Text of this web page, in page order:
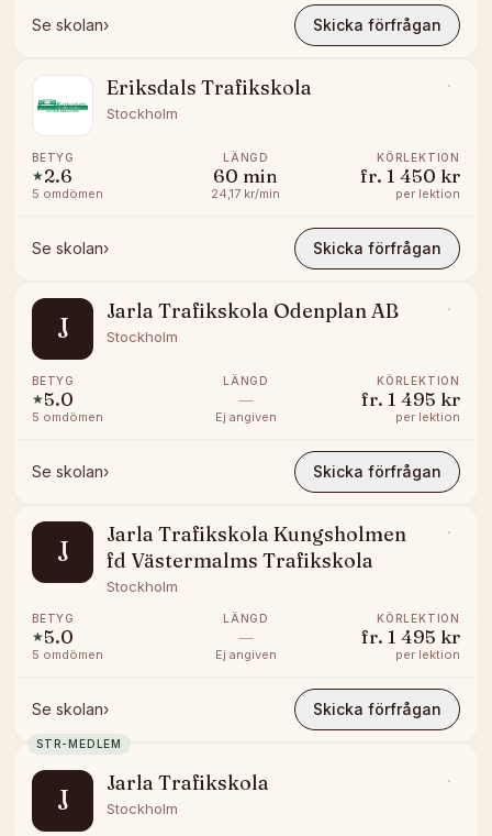
Se skolan› Skicka förfrågan
Eriksdals Trafikskola
Stockholm
BETYG
★2.6
5 omdömen
LÄNGD
60 min
24,17 kr/min
KÖRLEKTION
fr. 1 450 kr
per lektion
Se skolan› Skicka förfrågan
J
Jarla Trafikskola Odenplan AB
Stockholm
BETYG
★5.0
5 omdömen
LÄNGD
—
Ej angiven
KÖRLEKTION
fr. 1 495 kr
per lektion
Se skolan› Skicka förfrågan
J
Jarla Trafikskola Kungsholmen
fd Västermalms Trafikskola
Stockholm
BETYG
★5.0
5 omdömen
LÄNGD
—
Ej angiven
KÖRLEKTION
fr. 1 495 kr
per lektion
Se skolan› Skicka förfrågan
STR-MEDLEM
J
Jarla Trafikskola
Stockholm